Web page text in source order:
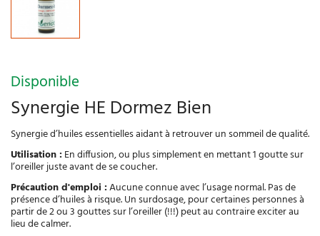
Disponible
Synergie HE Dormez Bien
Synergie d’huiles essentielles aidant à retrouver un sommeil de qualité.
Utilisation :En diffusion, ou plus simplement en mettant 1 goutte sur
l’oreiller juste avant de se coucher.
Précaution d'emploi :Aucune connue avec l’usage normal. Pas de
présence d’huiles à risque. Un surdosage, pour certaines personnes à
partir de 2 ou 3 gouttes sur l’oreiller (!!!) peut au contraire exciter au
lieu de calmer.